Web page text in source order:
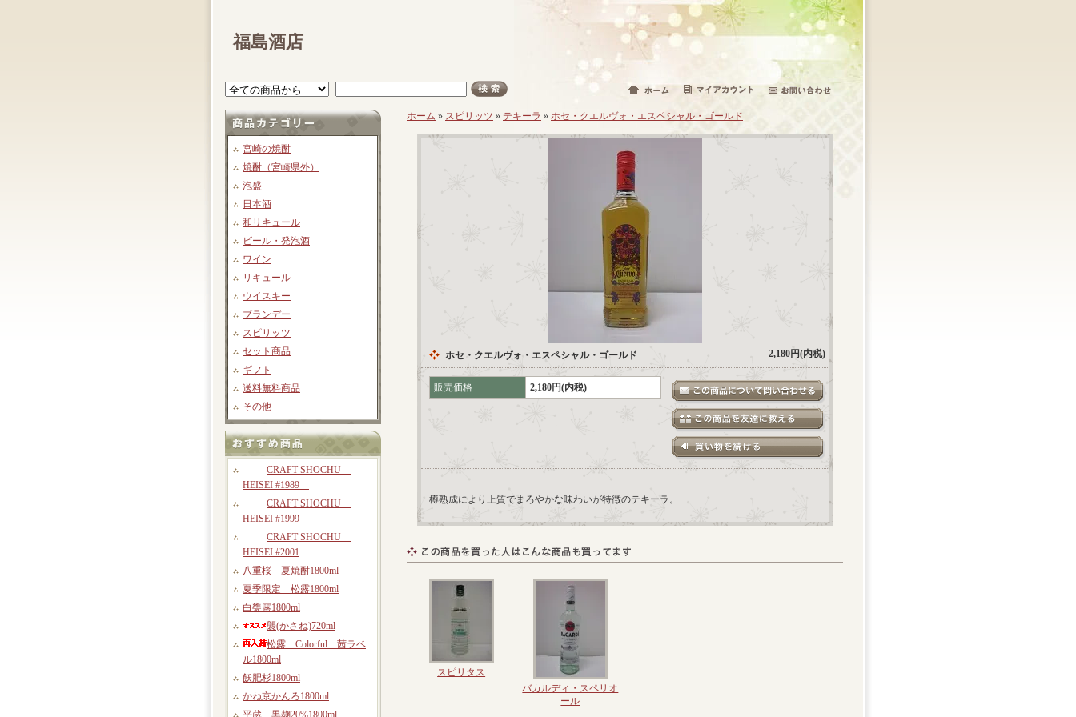
福島酒店
宮崎の焼酎
焼酎（宮崎県外）
泡盛
日本酒
和リキュール
ビール・発泡酒
ワイン
リキュール
ウイスキー
ブランデー
スピリッツ
セット商品
ギフト
送料無料商品
その他
CRAFT SHOCHU
HEISEI #1989
CRAFT SHOCHU
HEISEI #1999
CRAFT SHOCHU
HEISEI #2001
八重桜 夏焼酎1800ml
夏季限定 松露1800ml
白甕露1800ml
襲(かさね)720ml
松露 Colorful 茜ラベ
ル1800ml
飫肥杉1800ml
かね京かんろ1800ml
平蔵 黒麹20%1800ml
ホーム » スピリッツ » テキーラ » ホセ・クエルヴォ・エスペシャル・ゴールド
ホセ・クエルヴォ・エスペシャル・ゴールド 2,180円(内税)
販売価格 2,180円(内税)
樽熟成により上質でまろやかな味わいが特徴のテキーラ。
スピリタス
バカルディ・スペリオ
ール